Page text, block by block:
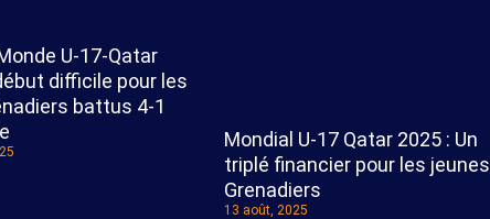
U‑17-Qatar
difficile pour les
battus 4-1
Mondial U-17 Qatar 2025 : Un
triplé financier pour les jeunes
Grenadiers
13 août, 2025